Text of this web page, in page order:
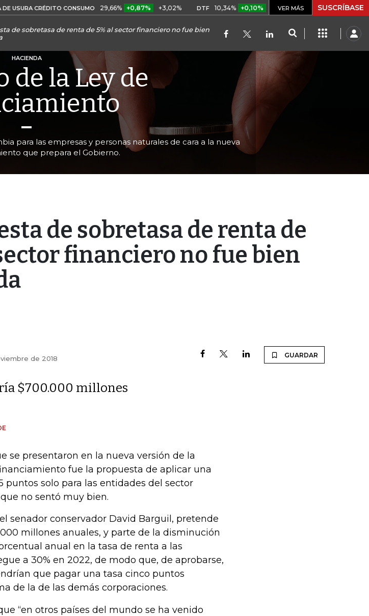
CRÉDITO CONSUMO 29,66% +0,87% +3,02% DTF 10,34% +0,10% +0,98% UVR $ 416,91 +$ 0,05
VER MÁS SUSCRÍBASE
de sobretasa de renta de 5% al sector financiero no fue bien
HACIENDA
de la Ley de
para las empresas y personas naturales de cara a la nueva
que prepara el Gobierno.
de sobretasa de renta de
financiero no fue bien
de 2018 GUARDAR
$700.000 millones
se presentaron en la nueva versión de la
fue la propuesta de aplicar una
puntos solo para las entidades del sector
no sentó muy bien.
senador conservador David Barguil, pretende
millones anuales, y parte de la disminución
anual en la tasa de renta a las
a 30% en 2022, de modo que, de aprobarse,
que pagar una tasa cinco puntos
de la de las demás corporaciones.
“en otros países del mundo se ha venido